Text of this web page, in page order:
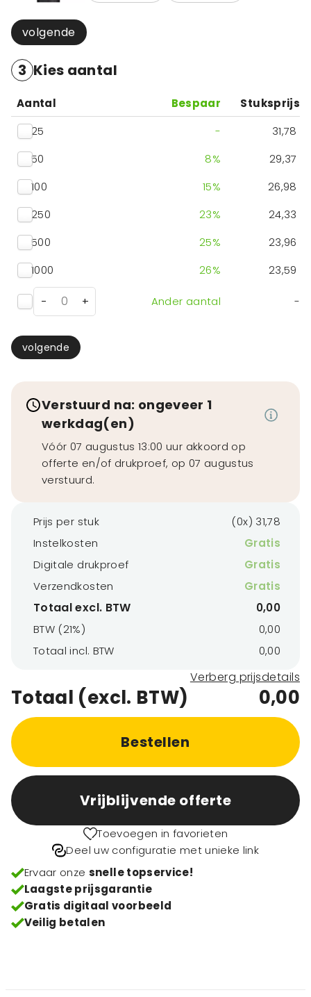
volgende
3 Kies aantal
Aantal Bespaar
Stuksprijs
25
-
31,78
50
8%
29,37
100
15%
26,98
250
23%
24,33
500
25%
23,96
1000
26% 23,59
- + Ander aantal -
volgende
Verstuurd na: ongeveer 1
werkdag(en)
Vóór 07 augustus 13:00 uur akkoord op
offerte en/of drukproef, op 07 augustus
verstuurd.
Prijs per stuk
(0x) 31,78
Instelkosten
Gratis
Digitale drukproef
Gratis
Verzendkosten
Gratis
Totaal excl. BTW
0,00
BTW (21%)
0,00
Totaal incl. BTW
0,00
Verberg prijsdetails
Totaal (excl. BTW) 0,00
Bestellen
Vrijblijvende offerte
Toevoegen in favorieten
Deel uw configuratie met unieke link
Ervaar onze snelle topservice!
Laagste prijsgarantie
Gratis digitaal voorbeeld
Veilig betalen